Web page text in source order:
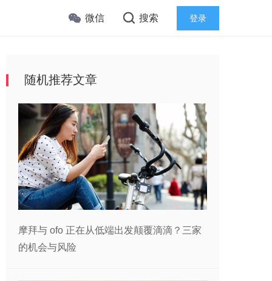
微信 搜索 登录
随机推荐文章
摩拜与 ofo 正在从低端出发颠覆滴滴？三家
的机会与风险